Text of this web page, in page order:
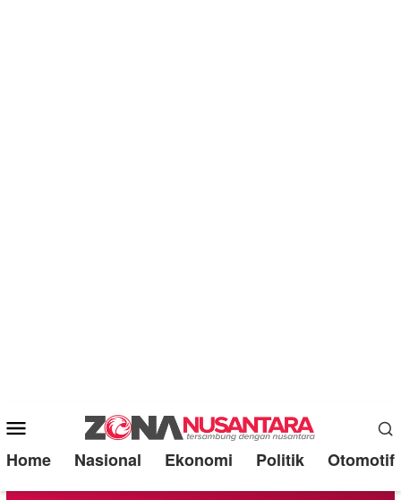
Mobile
Menu
Home Nasional Ekonomi Politik Otomotif